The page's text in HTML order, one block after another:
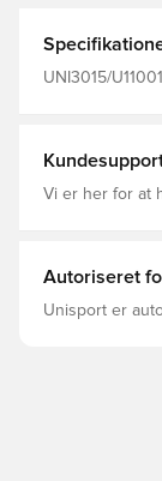
design for maksimal komfort
og 8% elastan.
UNI3015/
Vi er her for at
Autoriseret
Unisport er